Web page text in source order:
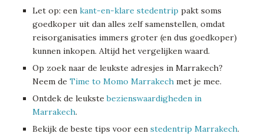
Let op: een kant-en-klare stedentrip pakt soms
goedkoper uit dan alles zelf samenstellen, omdat
reisorganisaties immers groter (en dus goedkoper)
kunnen inkopen. Altijd het vergelijken waard.
Op zoek naar de leukste adresjes in Marrakech?
Neem de Time to Momo Marrakech met je mee.
Ontdek de leukstebezienswaardigheden in
Marrakech.
Bekijk de beste tips voor een stedentrip Marrakech.